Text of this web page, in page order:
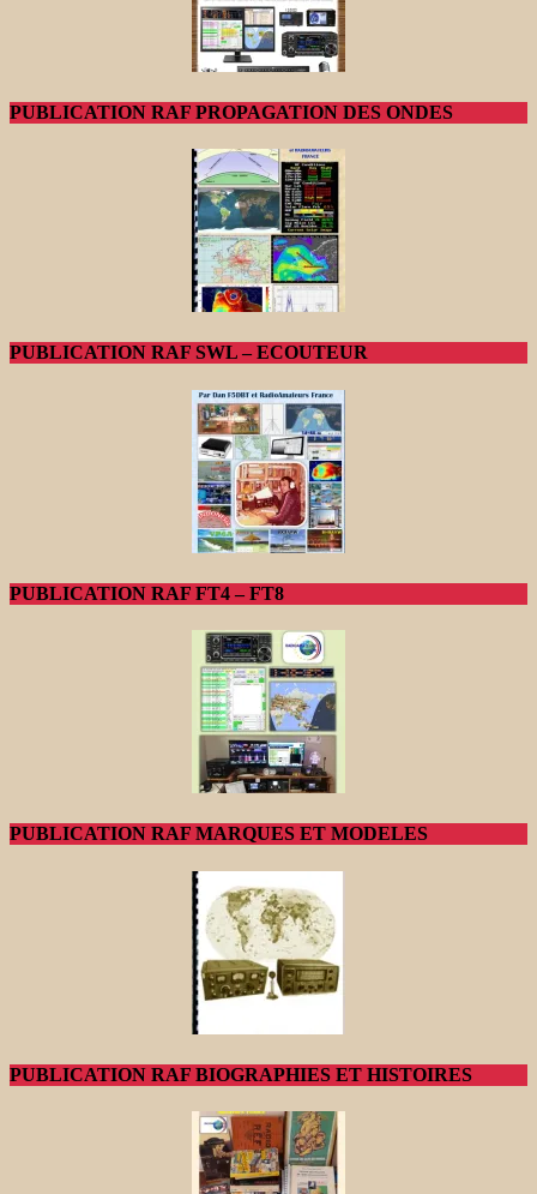
PUBLICATION RAF PROPAGATION DES ONDES
PUBLICATION RAF SWL – ECOUTEUR
PUBLICATION RAF FT4 – FT8
PUBLICATION RAF MARQUES ET MODELES
PUBLICATION RAF BIOGRAPHIES ET HISTOIRES